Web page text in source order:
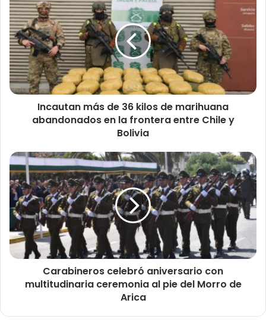
n
c
a
u
t
a
n
m
3
6
k
i
l
o
s
d
e
h
Incautan más de 36 kilos de marihuana
abandonados en la frontera entre Chile y
Bolivia
C
a
r
a
b
n
e
r
Carabineros celebró aniversario con
multitudinaria ceremonia al pie del Morro de
Arica